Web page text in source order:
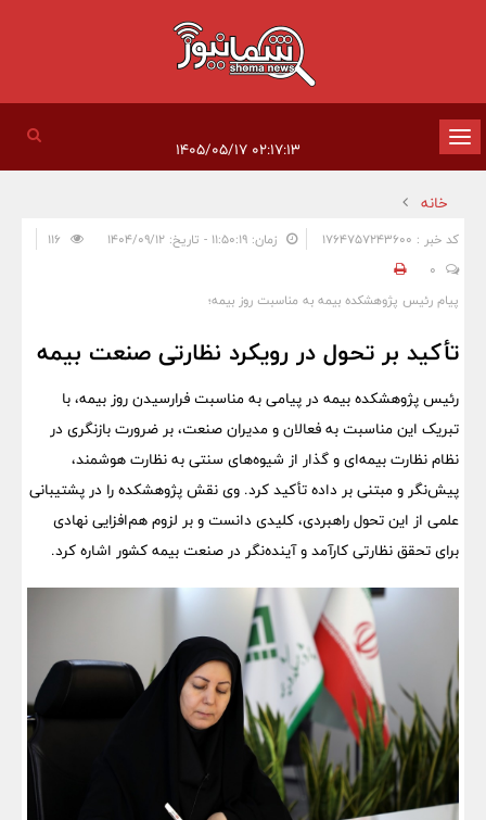
تغییر
وضعیت
ناوبری
خانه
کد خبر : 1764757243600 زمان: ۱۱:۵۰:۱۹ - تاریخ: ۱۴۰۴/۰۹/۱۲
0
پیام رئیس پژوهشكده بیمه به مناسبت روز بیمه؛
تأكید بر تحول در رویكرد نظارتی صنعت بیمه
رئیس پژوهشکده بیمه در پیامی به مناسبت فرارسیدن روز بیمه، با
تبریک این مناسبت به فعالان و مدیران صنعت، بر ضرورت بازنگری در
نظام نظارت بیمه‌ای و گذار از شیوه‌های سنتی به نظارت هوشمند،
پیش‌نگر و مبتنی بر داده تأکید کرد. وی نقش پژوهشکده را در پشتیبانی
علمی از این تحول راهبردی، کلیدی دانست و بر لزوم هم‌افزایی نهادی
برای تحقق نظارتی کارآمد و آینده‌نگر در صنعت بیمه کشور اشاره کرد.